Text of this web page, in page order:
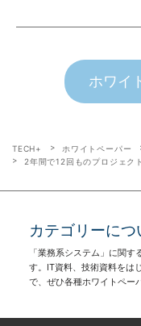
ホワイ
TECH+ ホワイトペーパー
2年間で12回ものプロジェク
カテゴリーにつ
「業務系システム」に関
す。IT資料、技術資料をは
で、ぜひ各種ホワイトペー